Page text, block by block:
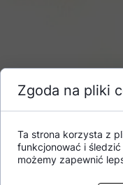
Zgoda na pliki
Ta strona korzysta z
funkcjonować i
możemy zapewnić